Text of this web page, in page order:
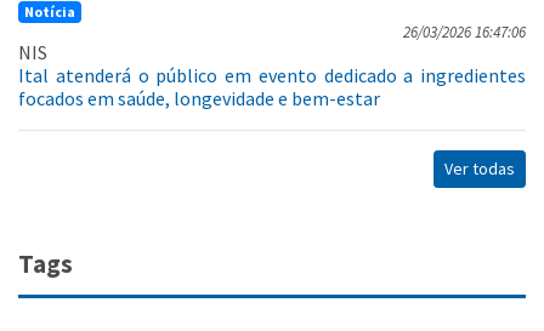
Notícia
26/03/2026 16:47:06
NIS
Ital atenderá o público em evento dedicado a ingredientes
focados em saúde, longevidade e bem-estar
Ver todas
Tags